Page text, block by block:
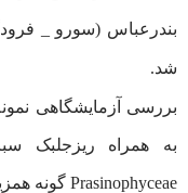
بندرعباس (سورو _
شد.
Prasinophyceae گونه همزیست بود.